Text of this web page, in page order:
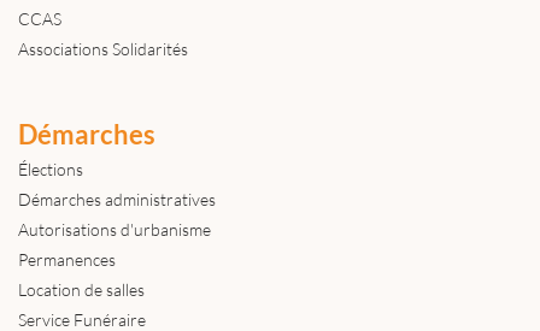
CCAS
Associations Solidarités
Démarches
Élections
Démarches administratives
Autorisations d'urbanisme
Permanences
Location de salles
Service Funéraire